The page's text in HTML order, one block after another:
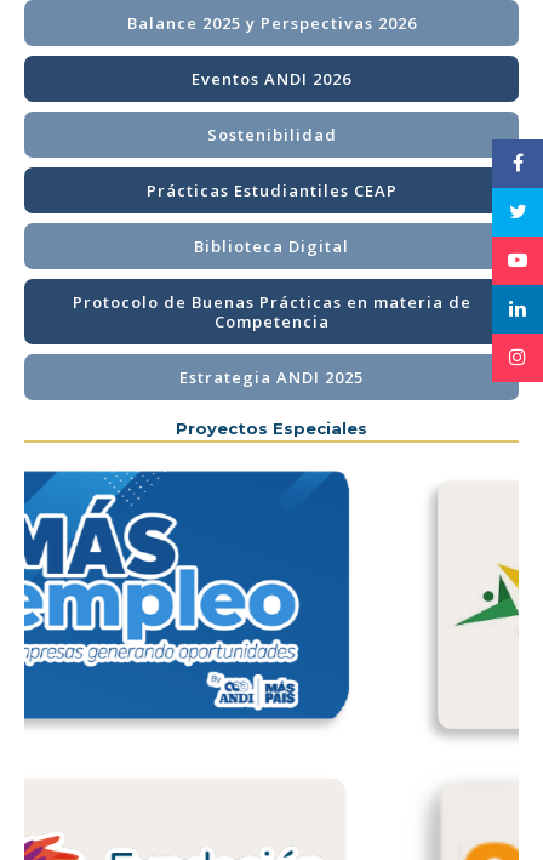
Balance 2025 y Perspectivas 2026
Eventos ANDI 2026
Sostenibilidad
Prácticas Estudiantiles CEAP
Biblioteca Digital
Protocolo de Buenas Prácticas en materia de
Competencia
Estrategia ANDI 2025
Proyectos Especiales